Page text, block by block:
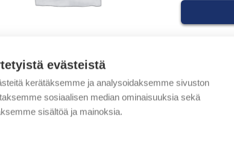
evästeistä
kerätäksemme ja analysoidaksemme sivuston
sosiaalisen median ominaisuuksia sekä
sisältöä ja mainoksia.
Tilauskoodi:
Tuotteen